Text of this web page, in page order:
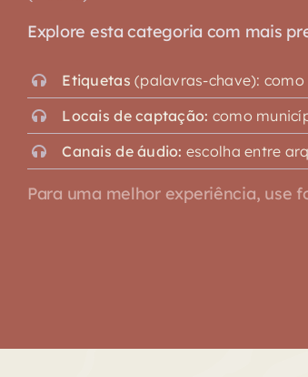
Explore esta categoria com mais
Etiquetas (palavras-chave): como
Locais de captação: como
Canais de áudio: escolha entre
Para uma melhor experiência, use